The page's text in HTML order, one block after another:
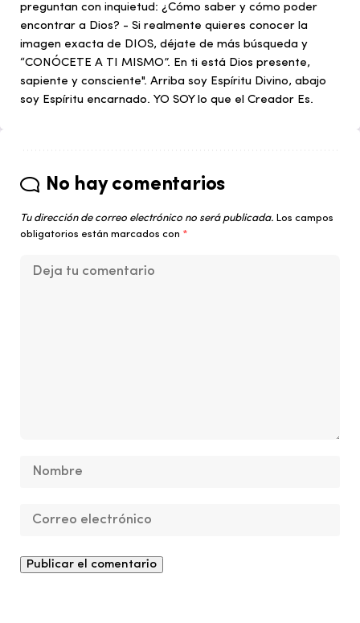
preguntan con inquietud: ¿Cómo saber y cómo poder
encontrar a Dios? - Si realmente quieres conocer la
imagen exacta de DIOS, déjate de más búsqueda y
“CONÓCETE A TI MISMO”. En ti está Dios presente,
sapiente y consciente". Arriba soy Espíritu Divino, abajo
soy Espíritu encarnado. YO SOY lo que el Creador Es.
No hay comentarios
Tu dirección de correo electrónico no será publicada. Los campos
obligatorios están marcados con *